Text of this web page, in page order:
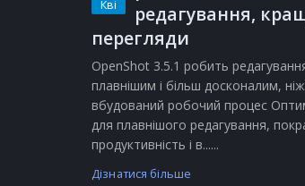
Кві
редагування,
перегляди
OpenShot 3.5.1 робить
плавнішим і більш досконалим,
вбудований робочий процес
для плавнішого редагування,
продуктивність і в......
Дізнатися більше